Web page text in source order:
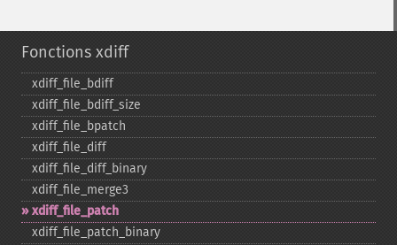
Fonctions xdiff
xdiff_​file_​bdiff
xdiff_​file_​bdiff_​size
xdiff_​file_​bpatch
xdiff_​file_​diff
xdiff_​file_​diff_​binary
xdiff_​file_​merge3
xdiff_​file_​patch
xdiff_​file_​patch_​binary